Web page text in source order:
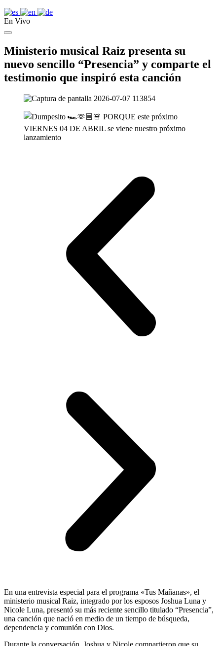
En Vivo
Ministerio musical Raiz presenta su
nuevo sencillo “Presencia” y comparte el
testimonio que inspiró esta canción
En una entrevista especial para el programa «Tus Mañanas», el
ministerio musical Raiz, integrado por los esposos Joshua Luna y
Nicole Luna, presentó su más reciente sencillo titulado “Presencia”,
una canción que nació en medio de un tiempo de búsqueda,
dependencia y comunión con Dios.
Durante la conversación, Joshua y Nicole compartieron que su